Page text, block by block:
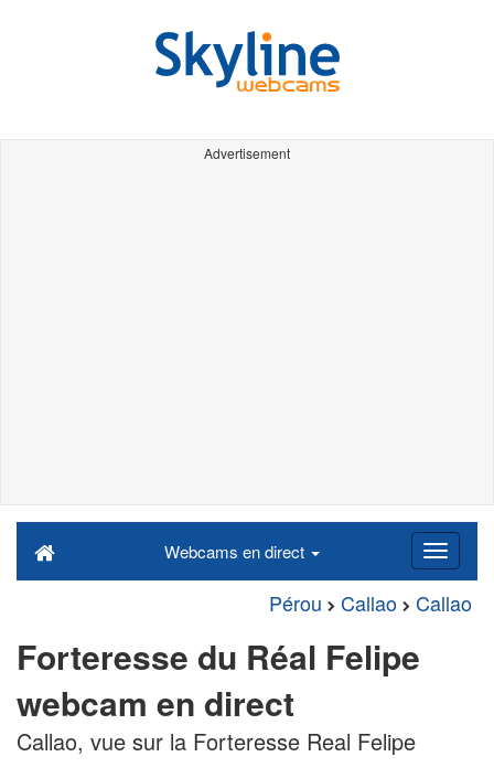
Advertisement
Webcams en direct
Pérou Callao Callao
Forteresse du Réal Felipe
webcam en direct
Callao, vue sur la Forteresse Real Felipe